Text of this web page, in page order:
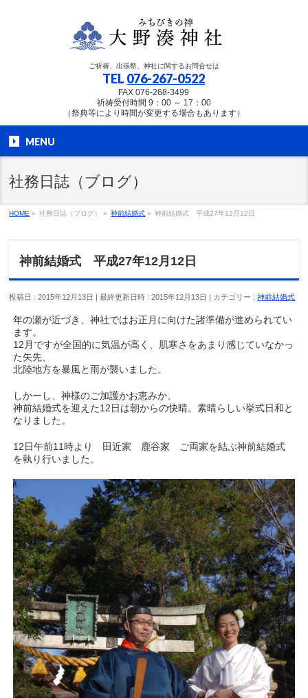
ご祈祷、出張祭、神社に関するお問合せは
TEL 076-267-0522
FAX 076-268-3499
祈祷受付時間 9：00 ～ 17：00
（祭典等により時間が変更する場合もあります）
MENU
社務日誌（ブログ）
HOME » 社務日誌（ブログ） » 神前結婚式 » 神前結婚式 平成27年12月12日
神前結婚式 平成27年12月12日
投稿日 : 2015年12月13日 最終更新日時 : 2015年12月13日 カテゴリー :神前結婚式
年の瀬が近づき、神社ではお正月に向けた諸準備が進められてい
ます。
12月ですが全国的に気温が高く、肌寒さをあまり感じていなかっ
た矢先、
北陸地方を暴風と雨が襲いました。
しかーし、神様のご加護かお恵みか、
神前結婚式を迎えた12日は朝からの快晴。素晴らしい挙式日和と
なりました。
12日午前11時より 田近家 鹿谷家 ご両家を結ぶ神前結婚式
を執り行いました。